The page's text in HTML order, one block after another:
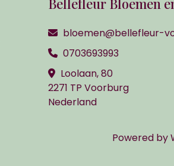
Bellefleur Bloemen
bloemen@bellefleur-
0703693993
Loolaan, 80
2271 TP Voorburg
Nederland
Powered by